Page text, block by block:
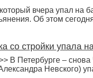
вчера упал на
Об этом
со стройки упала
В Петербурге –
Невского)